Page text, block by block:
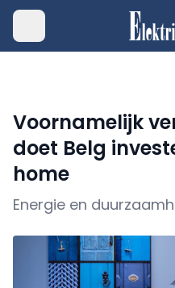
Voornamelijk
doet Belg
home
Energie en